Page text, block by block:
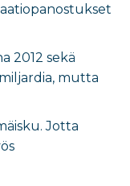
2012 sekä
mutta
Jotta